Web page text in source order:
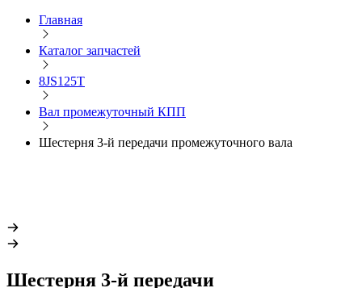
Главная
Каталог запчастей
8JS125T
Вал промежуточный КПП
Шестерня 3-й передачи промежуточного вала
Шестерня 3-й передачи